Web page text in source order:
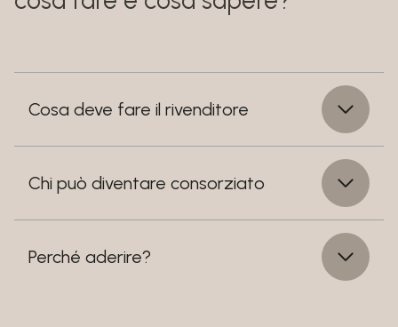
Cosa deve fare il rivenditore
Chi può diventare consorziato
Perché aderire?